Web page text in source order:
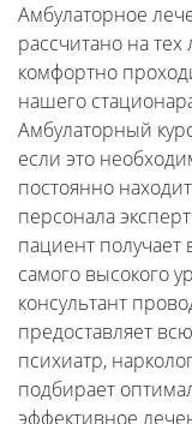
Амбулаторное
рассчитано на
комфортно
нашего
Амбулаторный
если это
постоянно
персонала
пациент
самого высокого
консультант
предоставляет
психиатр,
подбирает
эффективное